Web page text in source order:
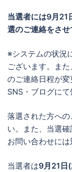
当選者には9月21
選のご連絡をさせ
※システムの状況
ございます。ま
のご連絡日程が
SNS・ブログにて
落選された方へ
い。また、当選
お問い合わせには
当選者は9月21日